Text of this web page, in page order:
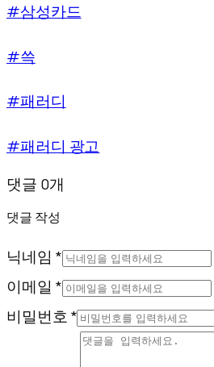
#삼성카드
#쓱
#패러디
#패러디 광고
댓글 0개
댓글 작성
닉네임 *
이메일 *
비밀번호 *